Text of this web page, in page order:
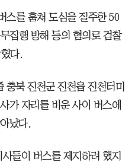
스를 훔쳐 도심을 질주한 50
집행 방해 등의 혐의로 검찰
다.
충북 진천군 진천읍 진천터미
가 자리를 비운 사이 버스에
났다.
들이 버스를 제지하려 했지